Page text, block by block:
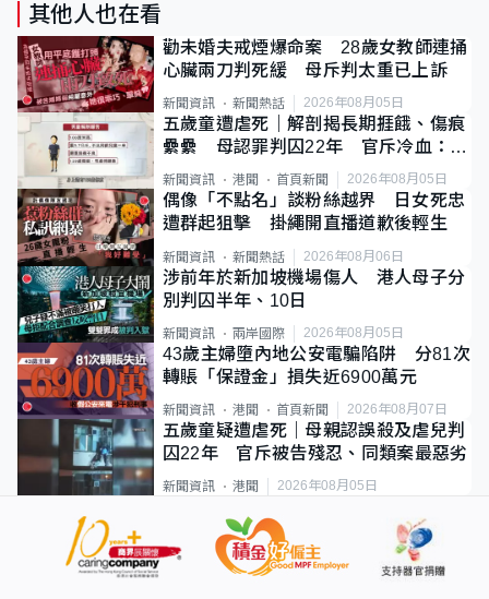
其他人也在看
勸未婚夫戒煙爆命案 28歲女教師連捅
心臟兩刀判死緩 母斥判太重已上訴
新聞資訊 新聞熱話 2026年08月05日
五歲童遭虐死｜解剖揭長期捱餓、傷痕
纍纍 母認罪判囚22年 官斥冷血：同
類案最惡劣
新聞資訊 港聞 首頁新聞 2026年08月05日
偶像「不點名」談粉絲越界 日女死忠
遭群起狙擊 掛繩開直播道歉後輕生
新聞資訊 新聞熱話 2026年08月06日
涉前年於新加坡機場傷人 港人母子分
別判囚半年、10日
新聞資訊 兩岸國際 2026年08月05日
43歲主婦墮內地公安電騙陷阱 分81次
轉賬「保證金」損失近6900萬元
新聞資訊 港聞 首頁新聞 2026年08月07日
五歲童疑遭虐死｜母親認誤殺及虐兒判
囚22年 官斥被告殘忍、同類案最惡劣
新聞資訊 港聞 2026年08月05日